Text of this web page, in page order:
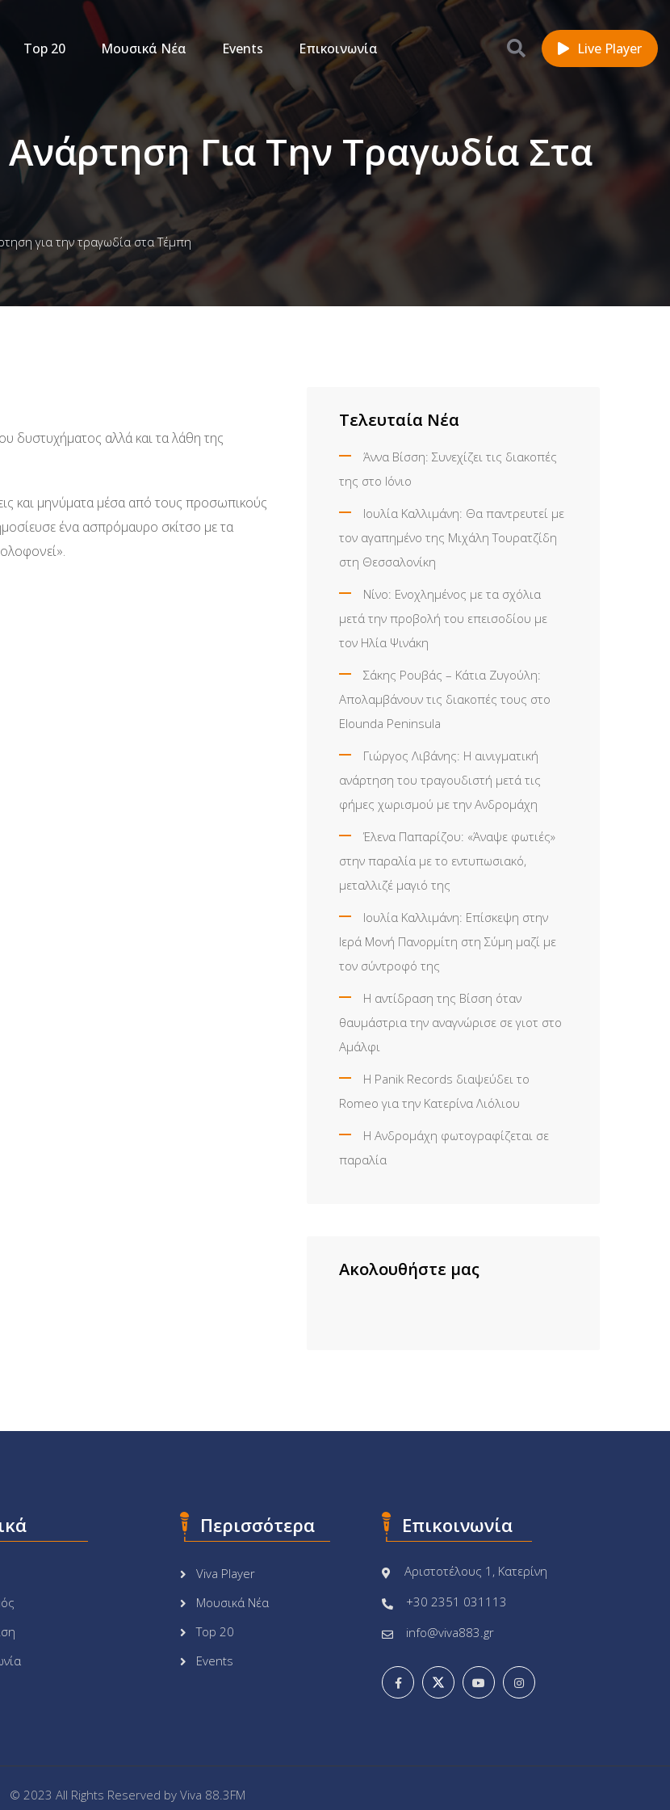
Top 20 Μουσικά Νέα Events Επικοινωνία Live Player
Για Την Τραγωδία Στα
για την τραγωδία στα Τέμπη
δυστυχήματος αλλά και τα λάθη της
και μηνύματα μέσα από τους προσωπικούς
ένα ασπρόμαυρο σκίτσο με τα
Τελευταία Νέα
Άννα Βίσση: Συνεχίζει τις διακοπές
της στο Ιόνιο
Ιουλία Καλλιμάνη: Θα παντρευτεί με
τον αγαπημένο της Μιχάλη Τουρατζίδη
στη Θεσσαλονίκη
Νίνο: Ενοχλημένος με τα σχόλια
μετά την προβολή του επεισοδίου με
τον Ηλία Ψινάκη
Σάκης Ρουβάς – Κάτια Ζυγούλη:
Απολαμβάνουν τις διακοπές τους στο
Elounda Peninsula
Γιώργος Λιβάνης: Η αινιγματική
ανάρτηση του τραγουδιστή μετά τις
φήμες χωρισμού με την Ανδρομάχη
Έλενα Παπαρίζου: «Άναψε φωτιές»
στην παραλία με το εντυπωσιακό,
μεταλλιζέ μαγιό της
Ιουλία Καλλιμάνη: Επίσκεψη στην
Ιερά Μονή Πανορμίτη στη Σύμη μαζί με
τον σύντροφό της
Η αντίδραση της Βίσση όταν
θαυμάστρια την αναγνώρισε σε γιοτ στο
Αμάλφι
Η Panik Records διαψεύδει το
Romeo για την Κατερίνα Λιόλιου
Η Ανδρομάχη φωτογραφίζεται σε
παραλία
Ακολουθήστε μας
Περισσότερα
Viva Player
Μουσικά Νέα
Top 20
Events
Επικοινωνία
Αριστοτέλους 1, Κατερίνη
+30 2351 031113
info@viva883.gr
© 2023 All Rights Reserved by Viva 88.3FM